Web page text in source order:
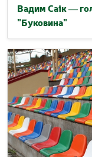
Вадим Саік —
"Буковина"